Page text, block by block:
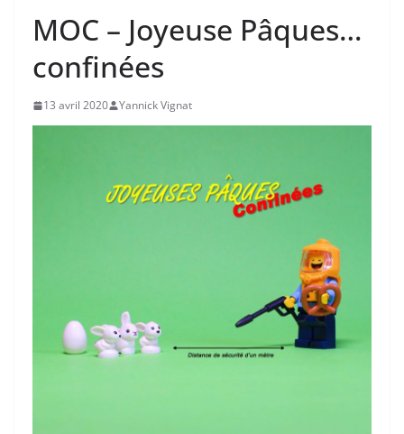
MOC – Joyeuse Pâques…
confinées
13 avril 2020 Yannick Vignat